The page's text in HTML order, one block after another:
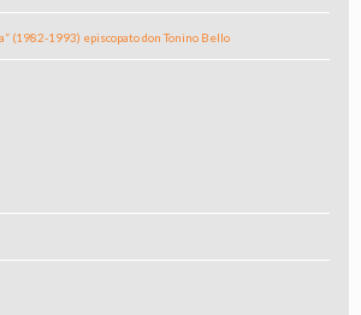
(1982-1993) episcopato don Tonino Bello